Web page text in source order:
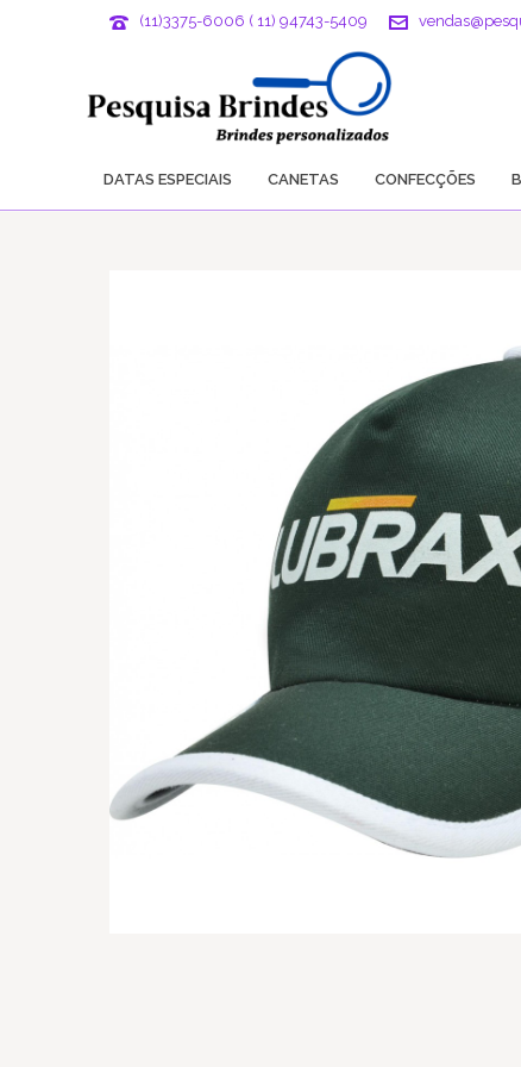
(11)3375-6006 ( 11) 94743-5409
DATAS ESPECIAIS CANETAS CONFECÇÕES